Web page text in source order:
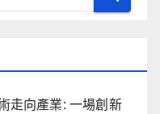
走向產業: ⼀場創新